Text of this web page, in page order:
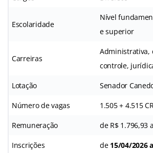
Escolaridade
Nível
e superior
Carreiras
Administrativa,
controle,
Lotação Senador
Número de vagas 1.505 + 4.515 CR
Remuneração de R$ 1.796,93
Inscrições de 15/04/2026